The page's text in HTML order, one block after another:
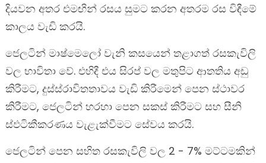
දියවන අතර එමඟින් රසය සුමට කරන අතරම රස විඳීමේ
කාලය වැඩි කරයි.
ජෙලටින් මාෂ්මෙලෝ වැනි කසයෙන් තළාගත් රසකැවිලි
වල භාවිතා වේ. එහිදී එය සිරප් වල මතුපිට ආතතිය අඩු
කිරීමට, දුස්ස්රාවිතතාවය වැඩි කිරීමෙන් පෙන ස්ථාවර
කිරීමට, ජෙලටින් හරහා පෙන සකස් කිරීමට සහ සීනි
ස්ඵටිකීකරණය වැළැක්වීමට සේවය කරයි.
ජෙලටින් පෙන සහිත රසකැවිලි වල 2 - 7% මට්ටමකින්